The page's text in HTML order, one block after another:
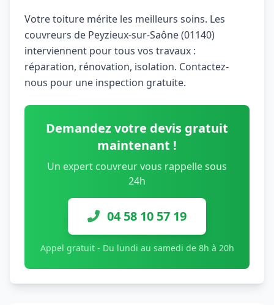
Votre toiture mérite les meilleurs soins. Les
couvreurs de Peyzieux-sur-Saône (01140)
interviennent pour tous vos travaux :
réparation, rénovation, isolation. Contactez-
nous pour une inspection gratuite.
Demandez votre devis gratuit
maintenant !
Un expert couvreur vous rappelle sous
24h
04 58 10 57 19
Appel gratuit - Du lundi au samedi de 8h à 20h